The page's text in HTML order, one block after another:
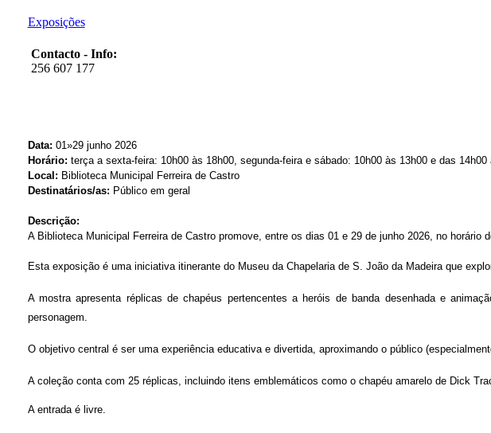
Exposições
Contacto - Info:
256 607 177
Data: 01»29 junho 2026
Horário: terça a sexta-feira: 10h00 às 18h00, segunda-feira e sábado: 10h00 às 13h00 e das 14h00
Local: Biblioteca Municipal Ferreira de Castro
Destinatários/as: Público em geral
Descrição:
A Biblioteca Municipal Ferreira de Castro promove, entre os dias 01 e 29 de junho 2026, no
Esta exposição é uma iniciativa itinerante do Museu da Chapelaria de S. João da Madeira que
A mostra apresenta réplicas de chapéus pertencentes a heróis de banda desenhada e
personagem.
O objetivo central é ser uma experiência educativa e divertida, aproximando o público
A coleção conta com 25 réplicas, incluindo itens emblemáticos como o chapéu amarelo de Dick
A entrada é livre.